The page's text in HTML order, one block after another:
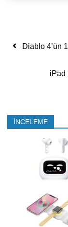
Yazı
Diablo 4’ün
iPad
İNCELEME